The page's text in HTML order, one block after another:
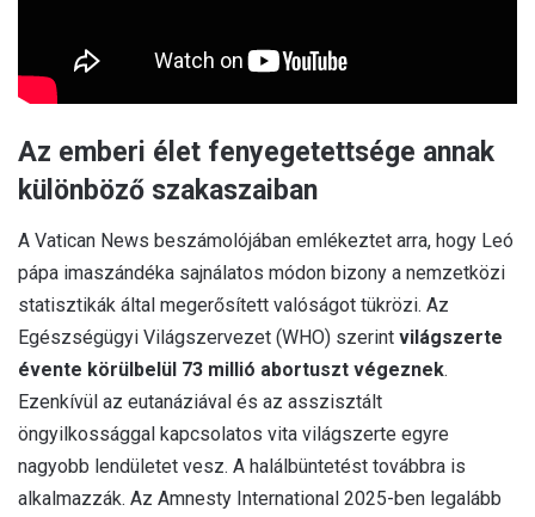
Az emberi élet fenyegetettsége annak
különböző szakaszaiban
A Vatican News beszámolójában emlékeztet arra, hogy Leó
pápa imaszándéka sajnálatos módon bizony a nemzetközi
statisztikák által megerősített valóságot tükrözi. Az
Egészségügyi Világszervezet (WHO) szerint világszerte
évente körülbelül 73 millió abortuszt végeznek.
Ezenkívül az eutanáziával és az asszisztált
öngyilkossággal kapcsolatos vita világszerte egyre
nagyobb lendületet vesz. A halálbüntetést továbbra is
alkalmazzák. Az Amnesty International 2025-ben legalább